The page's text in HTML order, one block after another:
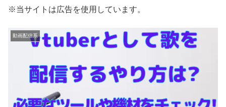
※当サイトは広告を使用しています。
動画配信系